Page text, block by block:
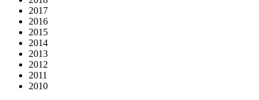
2017
2016
2015
2014
2013
2012
2011
2010